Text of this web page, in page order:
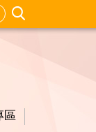
尋
區